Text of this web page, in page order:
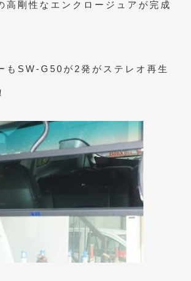
(6)
月(3)
月(3)
月 (4)
(8)
(6)
(7)
高剛性なエンクロージュアが完成
もSW-G50が2発がステレオ再生